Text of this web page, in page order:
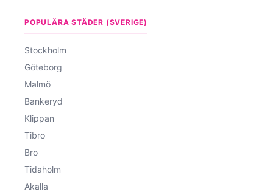
POPULÄRA STÄDER (SVERIGE)
Stockholm
Göteborg
Malmö
Bankeryd
Klippan
Tibro
Bro
Tidaholm
Akalla